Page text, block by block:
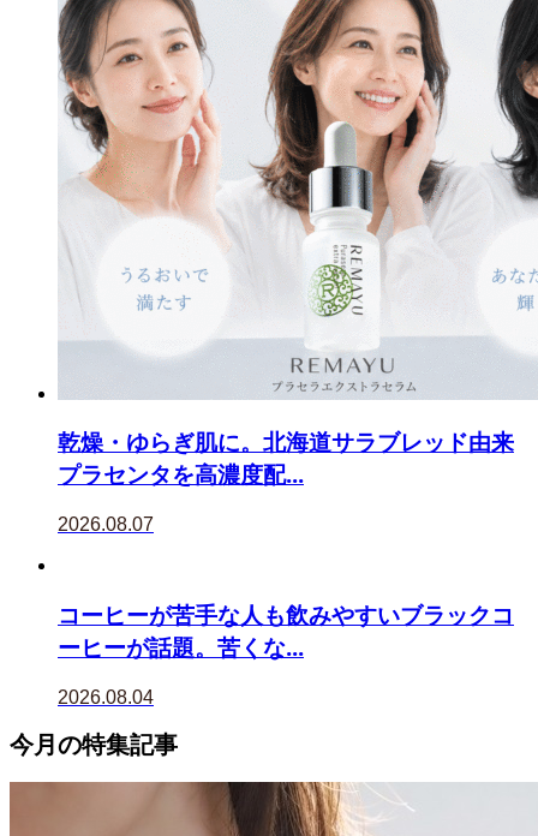
乾燥・ゆらぎ肌に。北海道サラブレッド由来
プラセンタを高濃度配...
2026.08.07
コーヒーが苦手な人も飲みやすいブラックコ
ーヒーが話題。苦くな...
2026.08.04
今月の特集記事